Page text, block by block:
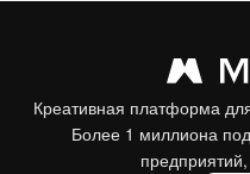
Креативная платформа
Более 1 миллиона
предприятий,